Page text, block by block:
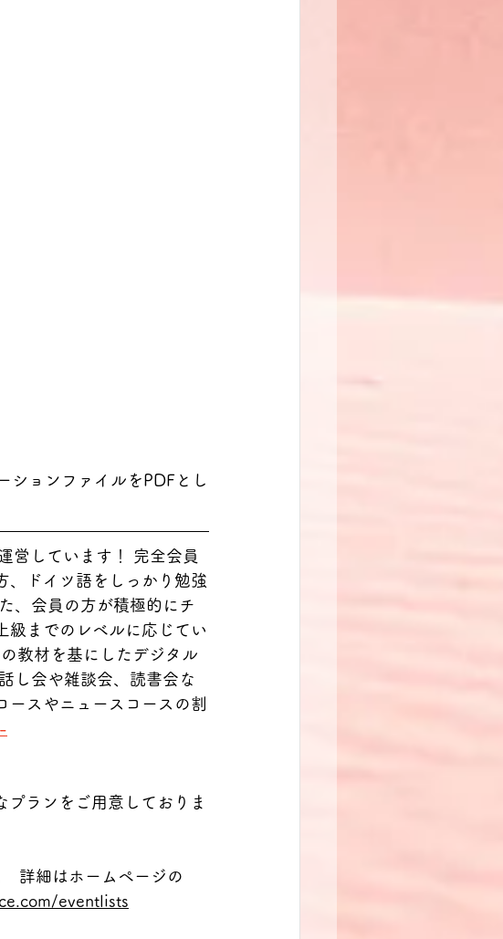
ションファイルをPDFとし
営しています！ 完全会員
、ドイツ語をしっかり勉強
、会員の方が積極的にチ
級までのレベルに応じてい
教材を基にしたデジタル
し会や雑談会、読書会な
ースやニュースコースの割
プランをご用意しておりま
詳細はホームページの
eventlists